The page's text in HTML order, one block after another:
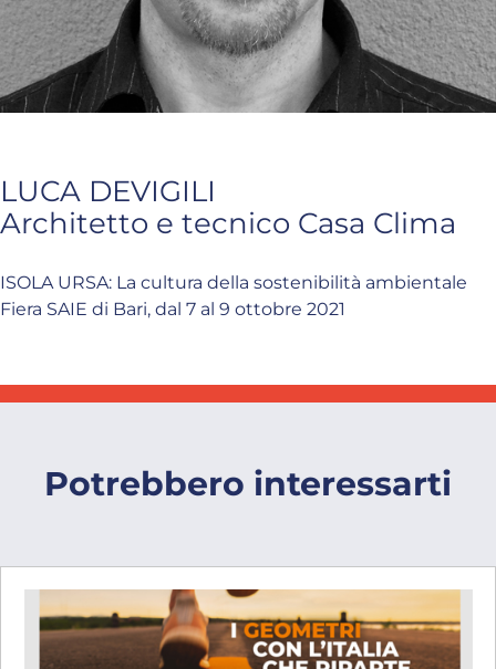
LUCA DEVIGILI
Architetto e tecnico Casa Clima
ISOLA URSA: La cultura della sostenibilità ambientale
Fiera SAIE di Bari, dal 7 al 9 ottobre 2021
Potrebbero interessarti